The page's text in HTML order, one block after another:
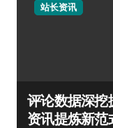
站长资讯
评论数据深挖
资讯提炼新范